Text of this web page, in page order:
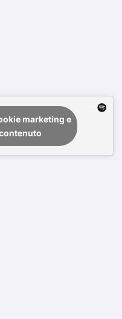
marketing e